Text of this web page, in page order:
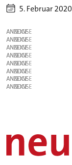
5. Februar 2020
ANZEIGE
ANZEIGE
ANZEIGE
ANZEIGE
ANZEIGE
ANZEIGE
ANZEIGE
ANZEIGE